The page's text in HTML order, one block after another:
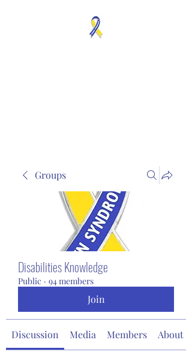
Groups
Disabilities Knowledge
Public · 94 members
Join
Discussion Media Members About